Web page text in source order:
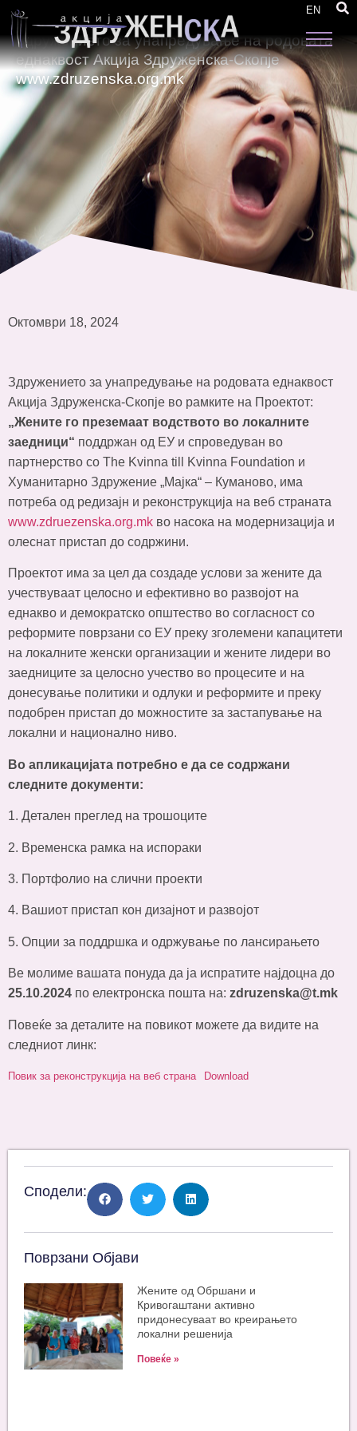
EN
реконструкција на веб страната на
Здружението за унапредување на родовата
еднаквост Акција Здруженска-Скопје
www.zdruzenska.org.mk
Октомври 18, 2024
Здружението за унапредување на родовата еднаквост
Акција Здруженска-Скопје во рамките на Проектот:
„Жените го преземаат водството во локалните
заедници“ поддржан од ЕУ и спроведуван во
партнерство со The Kvinna till Kvinna Foundation и
Хуманитарно Здружение „Мајка“ – Куманово, има
потреба од редизајн и реконструкција на веб страната
www.zdruezenska.org.mk во насока на модернизација и
олеснат пристап до содржини.
Проектот има за цел да создаде услови за жените да
учествуваат целосно и ефективно во развојот на
еднакво и демократско општество во согласност со
реформите поврзани со ЕУ преку зголемени капацитети
на локалните женски организации и жените лидери во
заедниците за целосно учество во процесите и на
донесување политики и одлуки и реформите и преку
подобрен пристап до можностите за застапување на
локални и национално ниво.
Во апликацијата потребно е да се содржани
следните документи:
1. Детален преглед на трошоците
2. Временска рамка на испораки
3. Портфолио на слични проекти
4. Вашиот пристап кон дизајнот и развојот
5. Опции за поддршка и одржување по лансирањето
Ве молиме вашата понуда да ја испратите најдоцна до
25.10.2024 по електронска пошта на: zdruzenska@t.mk
Повеќе за деталите на повикот можете да видите на
следниот линк:
Повик за реконструкција на веб страна Download
Сподели:
Поврзани Објави
Жените од Обршани и
Кривогаштани активно
придонесуваат во креирањето
локални решенија
Повеќе »